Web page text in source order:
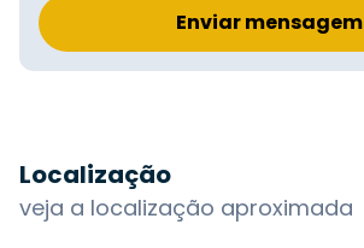
Enviar mensagem
Localização
veja a localização aproximada